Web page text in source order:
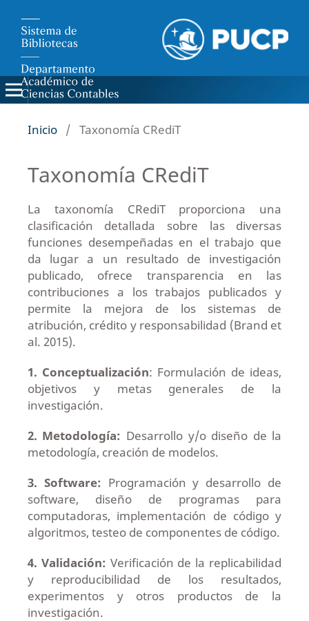
Inicio / Taxonomía CRediT
Taxonomía CRediT
La taxonomía CRediT proporciona una
clasificación detallada sobre las diversas
funciones desempeñadas en el trabajo que
da lugar a un resultado de investigación
publicado, ofrece transparencia en las
contribuciones a los trabajos publicados y
permite la mejora de los sistemas de
atribución, crédito y responsabilidad (Brand et
al. 2015).
1. Conceptualización: Formulación de ideas,
objetivos y metas generales de la
investigación.
2. Metodología: Desarrollo y/o diseño de la
metodología, creación de modelos.
3. Software: Programación y desarrollo de
software, diseño de programas para
computadoras, implementación de código y
algoritmos, testeo de componentes de código.
4. Validación: Verificación de la replicabilidad
y reproducibilidad de los resultados,
experimentos y otros productos de la
investigación.